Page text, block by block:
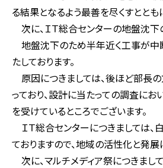
る結果となるよう最善を尽くすとと
次に、ＩＴ総合センターの地盤沈下
地盤沈下のため半年近く工事が中
たしております。
原因につきましては、後ほど部長
っており、設計に当たっての調査に
を受けているところでございます。
ＩＴ総合センターにつきましては
ておりますので、地域の活性化と発
次に、マルチメディア祭につきまし